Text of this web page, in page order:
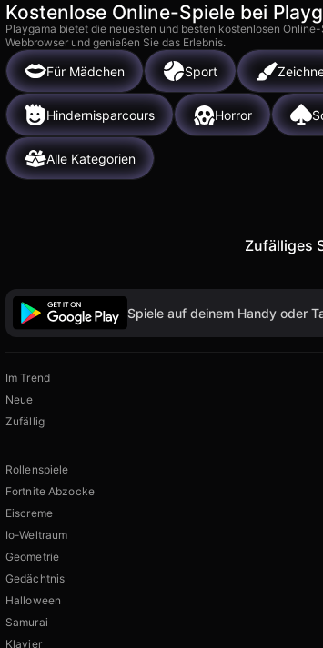
Kostenlose Online-Spiele bei
Playgama bietet die neuesten und besten kostenlosen
Webbrowser und genießen Sie das Erlebnis.
Für Mädchen Sport
Hindernisparcours Horror
Alle Kategorien
Zufälliges
Spiele auf deinem Handy oder
Im Trend
Neue
Zufällig
Rollenspiele
Fortnite Abzocke
Eiscreme
Io-Weltraum
Geometrie
Gedächtnis
Halloween
Samurai
Klavier